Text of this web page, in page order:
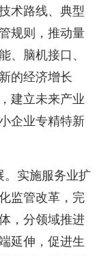
术路线、典型
规则，推动量
、脑机接口、
的经济增长
建立未来产业
企业专精特新
。实施服务业扩
监管改革，完
，分领域推进
延伸，促进生